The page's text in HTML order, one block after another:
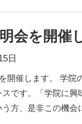
会を開催
日
開催します。 学院
です。「学院に興
う方、是非この機